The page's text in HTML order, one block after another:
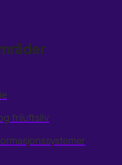
friluftsliv